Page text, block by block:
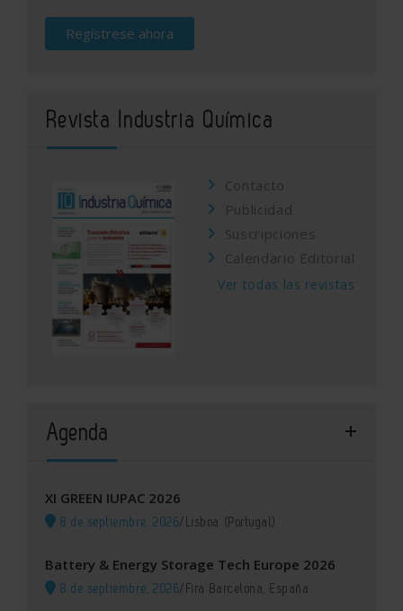
Regístrese ahora
Revista Industria Química
Contacto
Publicidad
Suscripciones
Calendario Editorial
Ver todas las revistas
Agenda
XI GREEN IUPAC 2026
8 de septiembre, 2026/Lisboa (Portugal)
Battery & Energy Storage Tech Europe 2026
8 de septiembre, 2026/Fira Barcelona, España